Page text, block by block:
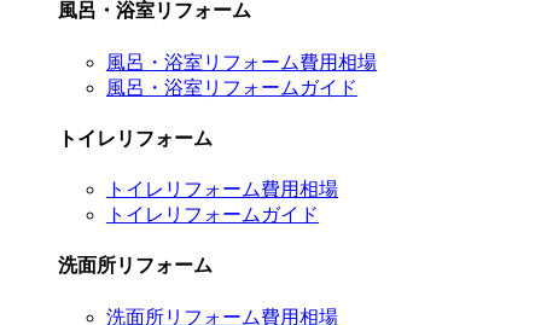
風呂・浴室リフォーム
風呂・浴室リフォーム費用相場
風呂・浴室リフォームガイド
トイレリフォーム
トイレリフォーム費用相場
トイレリフォームガイド
洗面所リフォーム
洗面所リフォーム費用相場